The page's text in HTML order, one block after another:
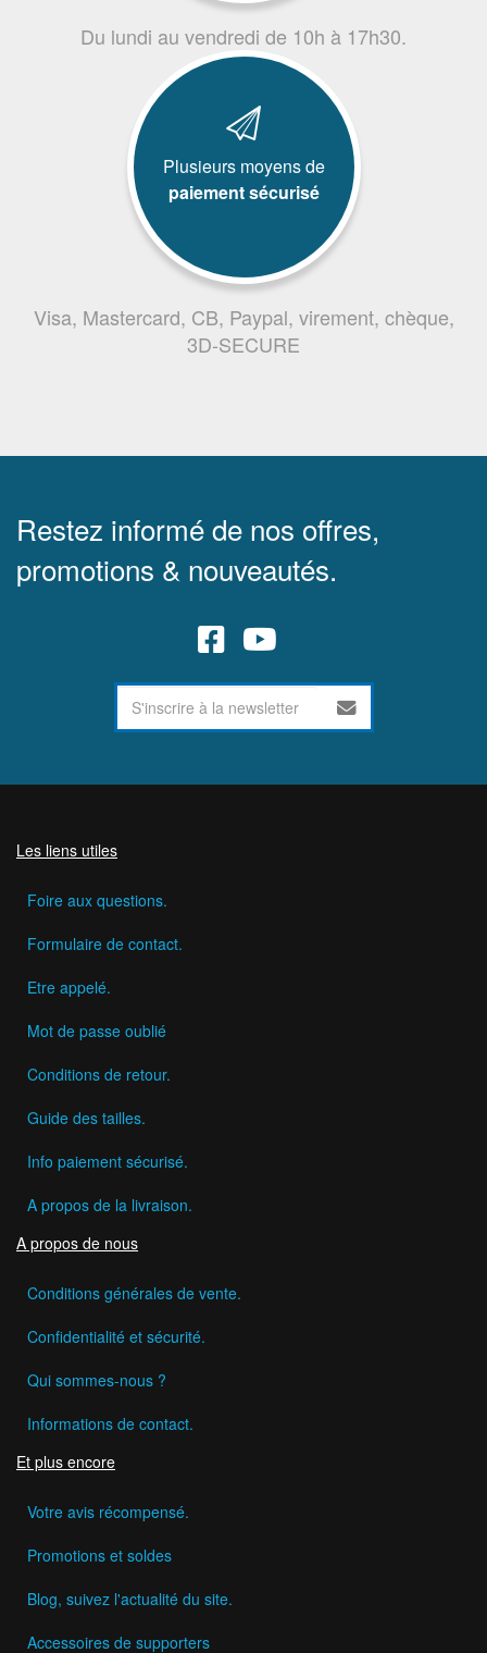
Du lundi au vendredi de 10h à 17h30.
Plusieurs moyens de
paiement sécurisé
Visa, Mastercard, CB, Paypal, virement, chèque,
3D-SECURE
Restez informé de nos offres,
promotions & nouveautés.
Les liens utiles
Foire aux questions.
Formulaire de contact.
Etre appelé.
Mot de passe oublié
Conditions de retour.
Guide des tailles.
Info paiement sécurisé.
A propos de la livraison.
A propos de nous
Conditions générales de vente.
Confidentialité et sécurité.
Qui sommes-nous ?
Informations de contact.
Et plus encore
Votre avis récompensé.
Promotions et soldes
Blog, suivez l'actualité du site.
Accessoires de supporters